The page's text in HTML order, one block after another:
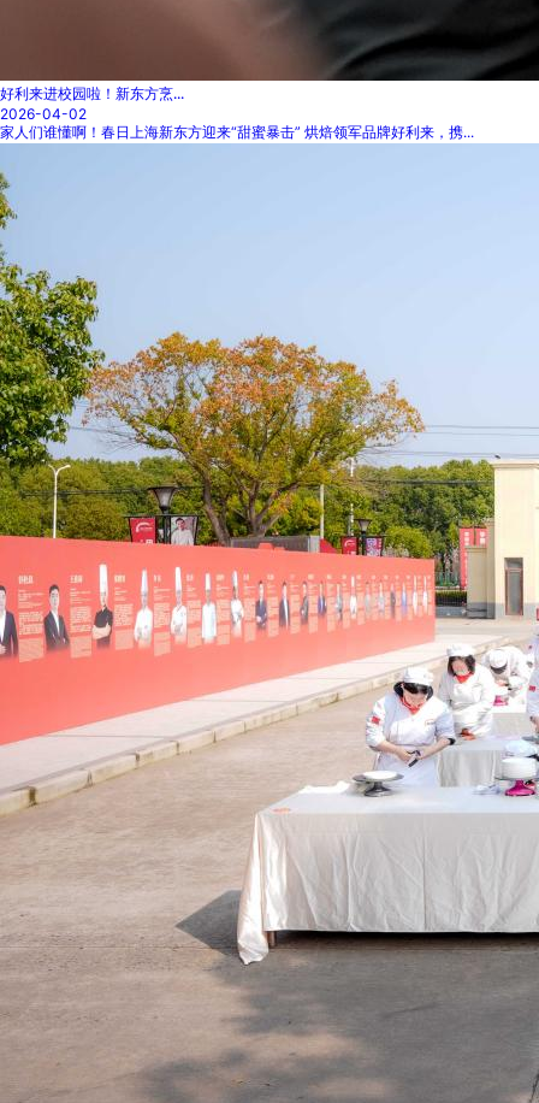
好利来进校园啦！新东方烹...
2026-04-02
家人们谁懂啊！春日上海新东方迎来“甜蜜暴击” 烘焙领军品牌好利来，携...